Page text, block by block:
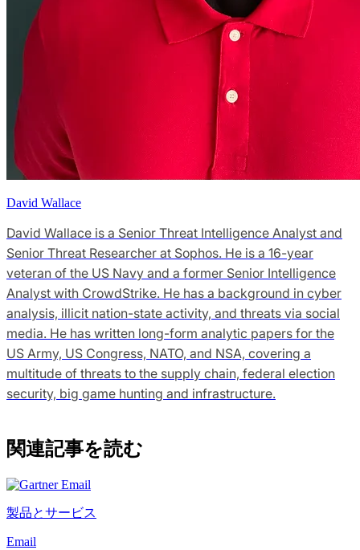
David Wallace
David Wallace is a Senior Threat Intelligence Analyst and
Senior Threat Researcher at Sophos. He is a 16-year
veteran of the US Navy and a former Senior Intelligence
Analyst with CrowdStrike. He has a background in cyber
analysis, illicit nation-state activity, and threats via social
media. He has written long-form analytic papers for the
US Army, US Congress, NATO, and NSA, covering a
multitude of threats to the supply chain, federal election
security, big game hunting and infrastructure.
関連記事を読む
製品とサービス
Email